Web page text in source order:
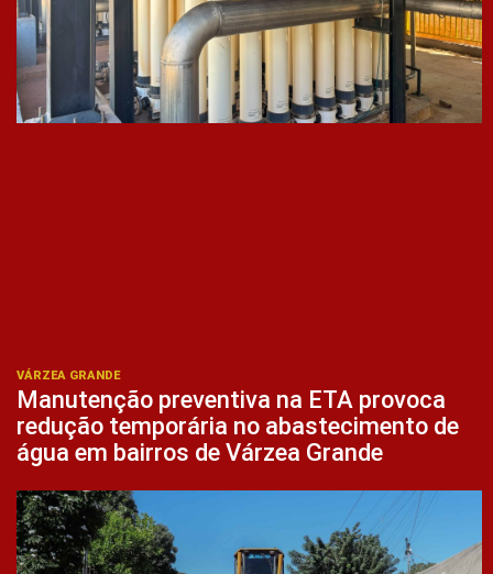
VÁRZEA GRANDE
Manutenção preventiva na ETA provoca
redução temporária no abastecimento de
água em bairros de Várzea Grande